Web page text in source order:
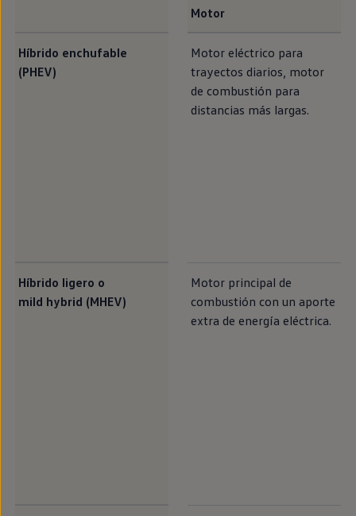
Motor
Híbrido enchufable
(PHEV)
Motor eléctrico para
trayectos diarios, motor
de combustión para
distancias más largas.
Híbrido ligero o
mild hybrid (MHEV)
Motor principal de
combustión con un aporte
extra de energía eléctrica.